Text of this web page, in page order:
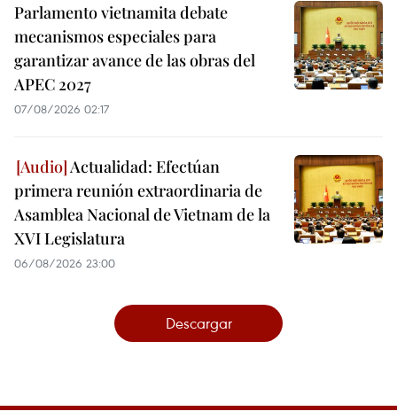
Parlamento vietnamita debate
mecanismos especiales para
garantizar avance de las obras del
APEC 2027
07/08/2026 02:17
Actualidad: Efectúan
primera reunión extraordinaria de
Asamblea Nacional de Vietnam de la
XVI Legislatura
06/08/2026 23:00
Descargar